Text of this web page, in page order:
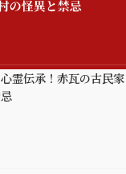
霊伝承！赤瓦の古民